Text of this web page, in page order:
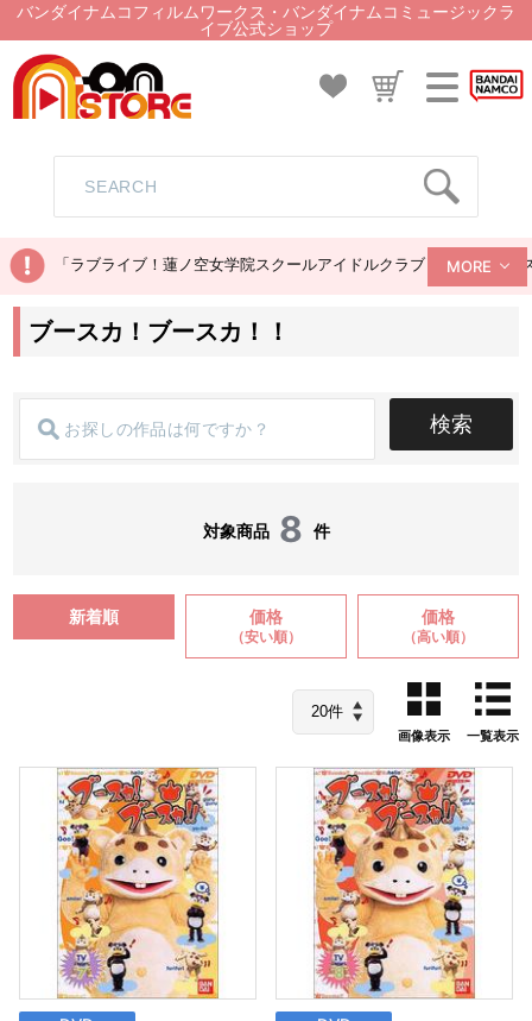
バンダイナムコフィルムワークス・バンダイナムコミュージックラ
イブ公式ショップ
「ラブライブ！蓮ノ空女学院スクールアイドルクラブ ぬいぐるみ
MORE
ブースカ！ブースカ！！
検索
対象商品 8 件
新着順 価格
（安い順）
価格
（高い順）
画像表示 一覧表示